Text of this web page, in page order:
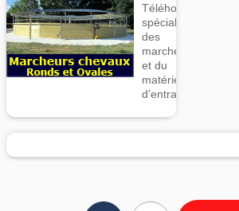
Téléhorse,
spécialiste
des
marcheurs
et du
matériel
d’entrainement